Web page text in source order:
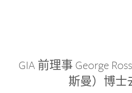
GIA 前理事 George
斯曼）博士